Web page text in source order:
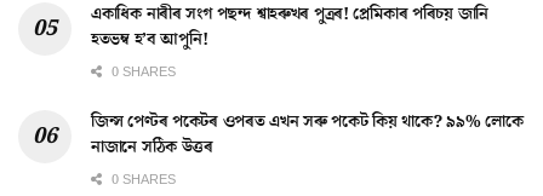
একাধিক নাৰীৰ সংগ পছন্দ শ্বাহৰুখৰ পুত্ৰৰ! প্ৰেমিকাৰ পৰিচয় জানি
হতভম্ব হ’ব আপুনি!
0 SHARES
জিন্স পেণ্টৰ পকেটৰ ওপৰত এখন সৰু পকেট কিয় থাকে? ৯৯% লোকে
নাজানে সঠিক উত্তৰ
0 SHARES